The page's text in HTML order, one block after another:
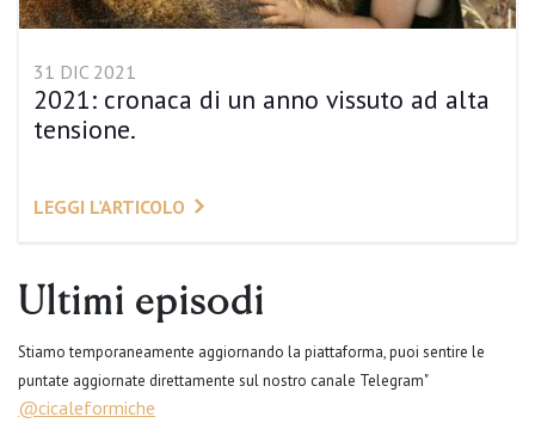
31 DIC 2021
2021: cronaca di un anno vissuto ad alta
tensione.
LEGGI L’ARTICOLO
Ultimi episodi
Stiamo temporaneamente aggiornando la piattaforma, puoi sentire le
puntate aggiornate direttamente sul nostro canale Telegram"
@cicaleformiche